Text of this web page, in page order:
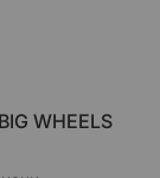
WHEELS